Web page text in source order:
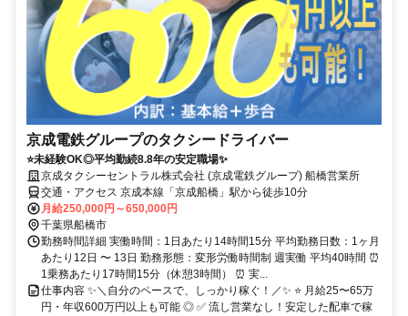
京成電鉄グループのタクシードライバー
⭐未経験OK◎平均勤続8.8年の安定職場✨
京成タクシーセントラル株式会社 (京成電鉄グループ) 船橋営業所
交通・アクセス 京成本線「京成船橋」駅から徒歩10分
月給250,000円～650,000円
千葉県船橋市
勤務時間詳細 実働時間：1日あたり14時間15分 平均勤務日数：1ヶ月
あたり12日 〜 13日 勤務形態：変形労働時間制 週実働 平均40時間 ⏰
1乗務あたり17時間15分（休憩3時間） ⏰ 実...
仕事内容 ✨＼自分のペースで、しっかり稼ぐ！／✨ ⭐ 月給25〜65万
円・年収600万円以上も可能 ◎ ✅ 流し営業なし！安定した配車で稼